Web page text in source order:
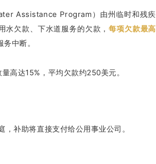
Assistance Program）由州临时和残疾
水欠款、下水道服务的欠款，每项欠款最高
中断。
高达15%，平均欠款约250美元。
补助将直接支付给公用事业公司。